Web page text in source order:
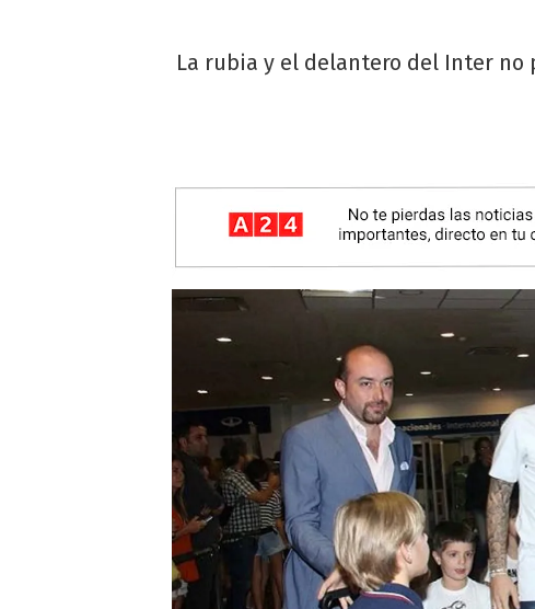
La rubia y el delantero del Inter